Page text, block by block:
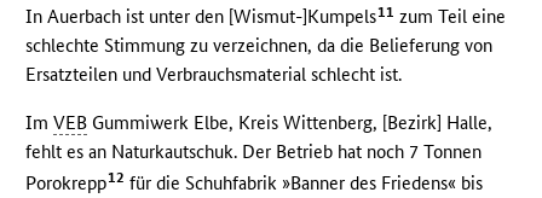
In Auerbach ist unter den [Wismut-]Kumpels11 zum Teil eine
schlechte Stimmung zu verzeichnen, da die Belieferung von
Ersatzteilen und Verbrauchsmaterial schlecht ist.
ImVEB Gummiwerk Elbe, Kreis Wittenberg, [Bezirk] Halle,
fehlt es an Naturkautschuk. Der Betrieb hat noch 7 Tonnen
Porokrepp12 für die Schuhfabrik »Banner des Friedens« bis